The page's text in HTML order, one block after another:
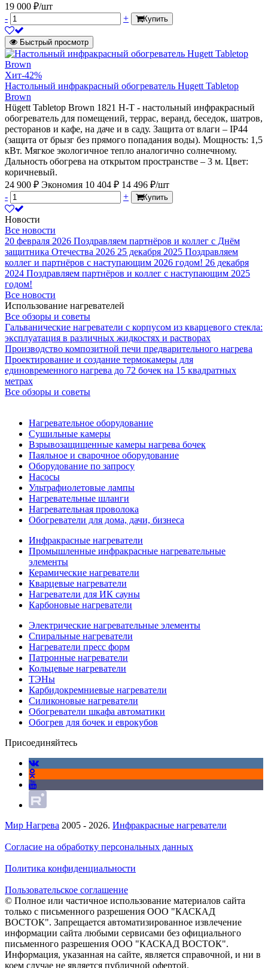
19 000 ₽/шт
-
+ Купить
Быстрый просмотр
Хит-42%
Настольный инфракрасный обогреватель Hugett Tabletop
Brown
Hügett Tabletop Brown 1821 H-T - настольный инфракрасный
обогреватель для помещений, террас, веранд, беседок, шатров,
ресторанов и кафе, на даче и в саду. Защита от влаги – IP44
(защита от брызг без прямого попадания воды). Мощность: 1,5
кВт. Мягкое экологичное тепло аналогично солнечному.
Дальность обогрева на открытом пространстве – 3 м. Цвет:
коричневый.
24 900 ₽ Экономия 10 404 ₽ 14 496 ₽/шт
-
+ Купить
Новости
Все новости
20 февраля 2026 Поздравляем партнёров и коллег с Днём
защитника Отечества 2026 25 декабря 2025 Поздравляем
коллег и партнёров с наступающим 2026 годом! 26 декабря
2024 Поздравляем партнёров и коллег с наступающим 2025
годом!
Все новости
Использование нагревателей
Все обзоры и советы
Гальванические нагреватели с корпусом из кварцевого стекла:
эксплуатация в различных жидкостях и растворах
Производство композитной печи предварительного нагрева
Проектирование и создание термокамеры для
единовременного нагрева до 72 бочек на 15 квадратных
метрах
Все обзоры и советы
Нагревательное оборудование
Сушильные камеры
Взрывозащищенные камеры нагрева бочек
Паяльное и сварочное оборудование
Оборудование по запросу
Насосы
Ультрафиолетовые лампы
Нагревательные шланги
Нагревательная проволока
Обогреватели для дома, дачи, бизнеса
Инфракрасные нагреватели
Промышленные инфракрасные нагревательные
элементы
Керамические нагреватели
Кварцевые нагреватели
Нагреватели для ИК сауны
Карбоновые нагреватели
Электрические нагревательные элементы
Спиральные нагреватели
Нагреватели пресс форм
Патронные нагреватели
Кольцевые нагреватели
ТЭНы
Карбидокремниевые нагреватели
Силиконовые нагреватели
Обогреватели шкафа автоматики
Обогрев для бочек и еврокубов
Присоединяйтесь
Мир Нагрева 2005 - 2026. Инфракрасные нагреватели
Согласие на обработку персональных данных
Политика конфиденциальности
Пользовательское соглашение
© Полное или частичное использование материалов сайта
только с письменного разрешения ООО "КАСКАД
ВОСТОК". Запрещается автоматизированное извлечение
информации сайта любыми сервисами без официального
письменного разрешения ООО "КАСКАД ВОСТОК".
Информация, указанная на сайте, является справочной, и ни в
коем случае не является публичной офертой.